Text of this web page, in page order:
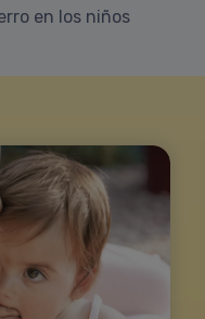
en los niños